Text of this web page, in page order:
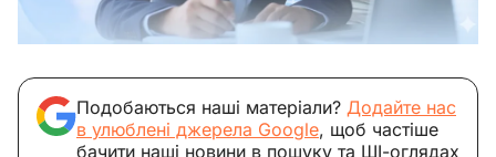
Подобаються наші матеріали? Додайте нас
в улюблені джерела Google, щоб частіше
бачити наші новини в пошуку та ШІ-оглядах